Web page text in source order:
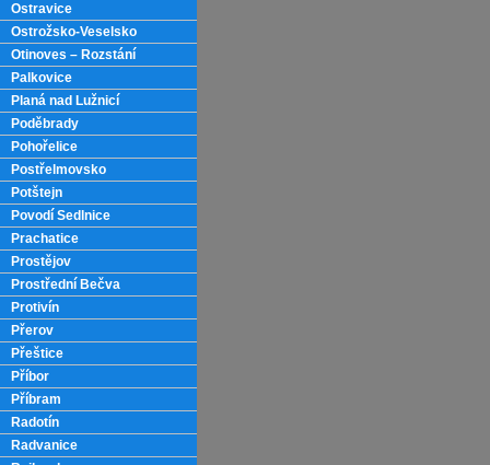
Ostravice
Ostrožsko-Veselsko
Otinoves – Rozstání
Palkovice
Planá nad Lužnicí
Poděbrady
Pohořelice
Postřelmovsko
Potštejn
Povodí Sedlnice
Prachatice
Prostějov
Prostřední Bečva
Protivín
Přerov
Přeštice
Příbor
Příbram
Radotín
Radvanice